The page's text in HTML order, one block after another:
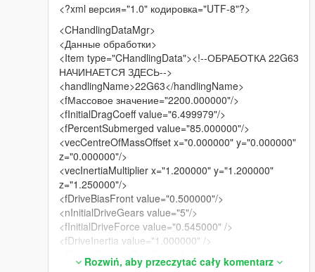
<?xml версия="1.0" кодировка="UTF-8"?>
<CHandlingDataMgr>
<Данные обработки>
<Item type="CHandlingData"><!--ОБРАБОТКА 22G63
НАЧИНАЕТСЯ ЗДЕСЬ-->
<handlingName>22G63</handlingName>
<fМассовое значение="2200.000000"/>
<fInitialDragCoeff value="6.499979"/>
<fPercentSubmerged value="85.000000"/>
<vecCentreOfMassOffset x="0.000000" y="0.000000"
z="0.000000"/>
<vecInertiaMultiplier x="1.200000" y="1.200000"
z="1.250000"/>
<fDriveBiasFront value="0.500000"/>
<nInitialDriveGears value="5"/>
<fInitialDriveForce value="0.545000" />
<fDriveInertia value="1.000000" />
<fClutchChangeRateScaleUpShift value="5.400000"
Rozwiń, aby przeczytać cały komentarz